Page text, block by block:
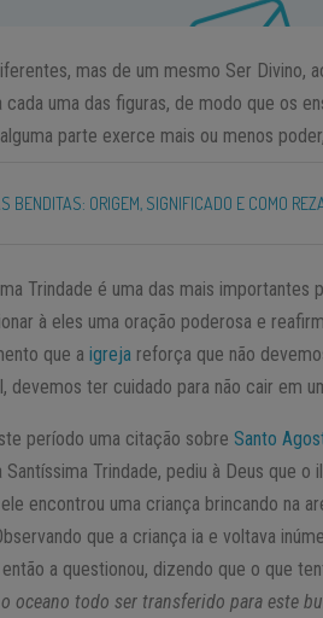
mas de um mesmo Ser Divino,
uma das figuras, de modo que os
parte exerce mais ou menos
BENDITAS: ORIGEM, SIGNIFICADO E COMO
Trindade é uma das mais
à eles uma oração poderosa e
que aigreja reforça que não
devemos ter cuidado para não cair em
período uma citação sobre Santo
Trindade, pediu à Deus que o
encontrou uma criança brincando na
que a criança ia e voltava
a questionou, dizendo que o que
oceano todo ser transferido para este